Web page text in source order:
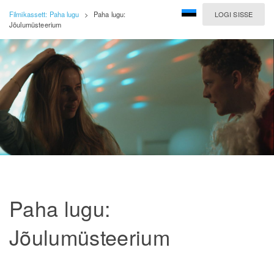
LOGI SISSE
Filmikassett: Paha lugu >
Paha lugu:
Jõulumüsteerium
Paha lugu:
Jõulumüsteerium